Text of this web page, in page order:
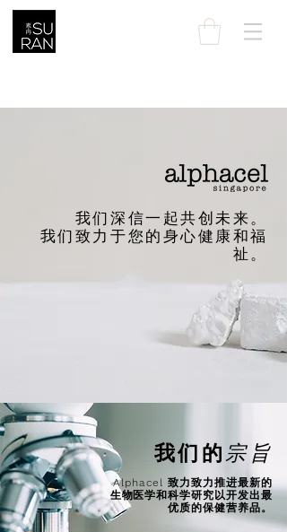
我们深信一起共创未来。
我们致力于您的身心健康和福
祉。
我们的宗旨
Alphacel 致力致力推进最新的
生物医学和科学研究以开发出最
优质的保健营养品。